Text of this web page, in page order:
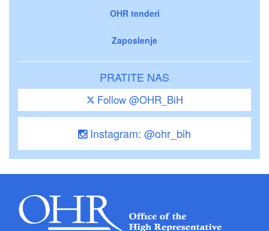
OHR tenderi
Zaposlenje
PRATITE NAS
Follow @OHR_BiH
Instagram: @ohr_bih